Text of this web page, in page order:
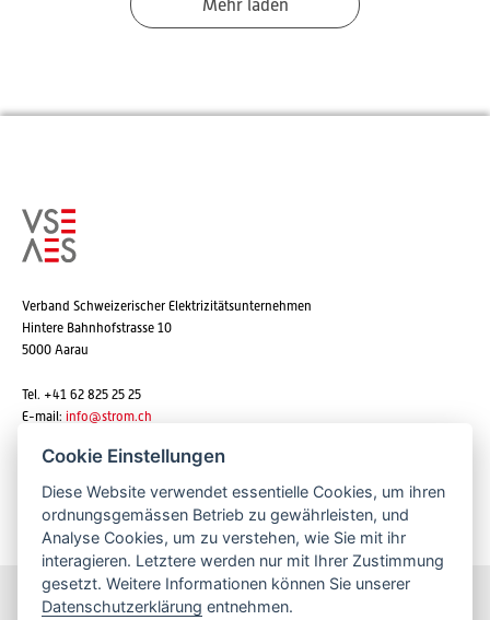
Mehr laden
Verband Schweizerischer Elektrizitätsunternehmen
Hintere Bahnhofstrasse 10
5000 Aarau
Tel. +41 62 825 25 25
E-mail: info@strom.ch
Newsletter abonnieren
Bleiben Sie informiert
Cookie Einstellungen
Diese Website verwendet essentielle Cookies, um ihren
ordnungsgemässen Betrieb zu gewährleisten, und
Analyse Cookies, um zu verstehen, wie Sie mit ihr
interagieren. Letztere werden nur mit Ihrer Zustimmung
gesetzt. Weitere Informationen können Sie unserer
Datenschutzerklärung entnehmen.